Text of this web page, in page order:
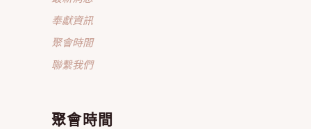
奉獻資訊
聚會時間
聯繫我們
聚會時間